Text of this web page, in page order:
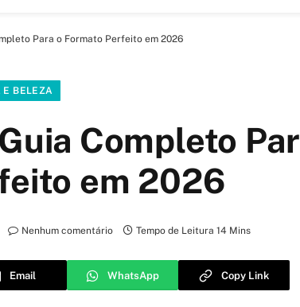
Para o Formato Perfeito em 2026
E BELEZA
Completo
em 2026
Nenhum comentário Tempo de Leitura 14 Mins
Email WhatsApp Copy Link